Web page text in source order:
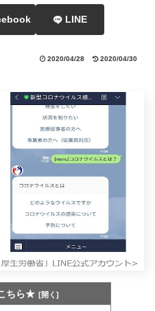
LINE
2020/04/28 2020/04/30
ちら★